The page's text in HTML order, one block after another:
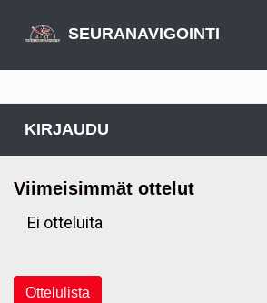
SEURANAVIGOINTI
KIRJAUDU
Viimeisimmät ottelut
Ei otteluita
Ottelulista